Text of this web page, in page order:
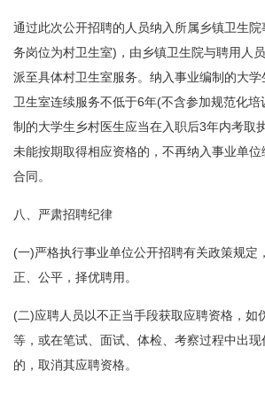
通过此次公开招聘的人员纳入所属乡镇卫生
务岗位为村卫生室)，由乡镇卫生院与聘用人
派至具体村卫生室服务。纳入事业编制的大
卫生室连续服务不低于6年(不含参加规范化
制的大学生乡村医生应当在入职后3年内考取
未能按期取得相应资格的，不再纳入事业单位
合同。
八、严肃招聘纪律
(一)严格执行事业单位公开招聘有关政策规定
正、公平，择优聘用。
(二)应聘人员以不正当手段获取应聘资格，如
等，或在笔试、面试、体检、考察过程中出
的，取消其应聘资格。